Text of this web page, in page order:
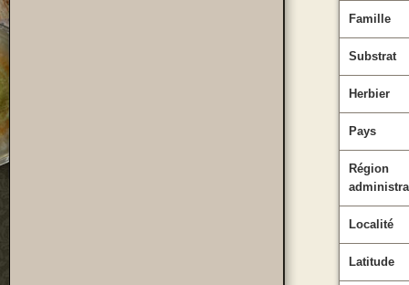
Famille
Substrat
Herbier
Pays
Région
Localité
Latitude